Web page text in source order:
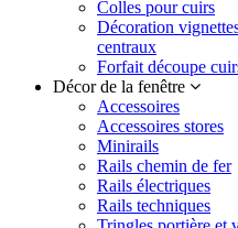
Colles pour cuirs
Décoration
centraux
Forfait découpe
Décor de la fenêtre
Accessoires
Accessoires stores
Minirails
Rails chemin de fer
Rails électriques
Rails techniques